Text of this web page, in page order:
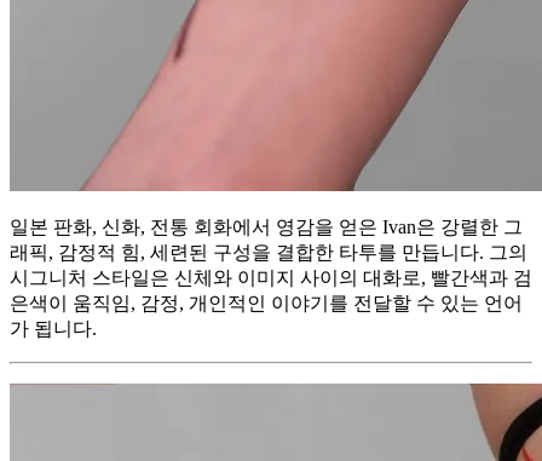
일본 판화, 신화, 전통 회화에서 영감을 얻은 Ivan은 강렬한 그
래픽, 감정적 힘, 세련된 구성을 결합한 타투를 만듭니다. 그의
시그니처 스타일은 신체와 이미지 사이의 대화로, 빨간색과 검
은색이 움직임, 감정, 개인적인 이야기를 전달할 수 있는 언어
가 됩니다.